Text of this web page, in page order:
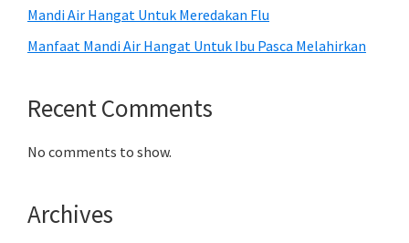
Mandi Air Hangat Untuk Meredakan Flu
Manfaat Mandi Air Hangat Untuk Ibu Pasca Melahirkan
Recent Comments
No comments to show.
Archives